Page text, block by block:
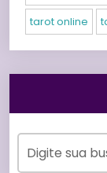
tarot online